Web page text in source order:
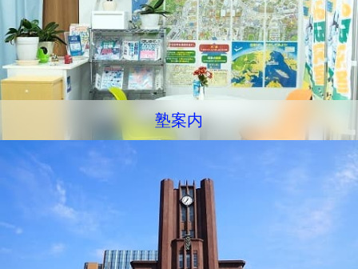
塾案内